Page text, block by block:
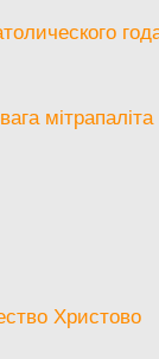
мітрапаліта
Христово